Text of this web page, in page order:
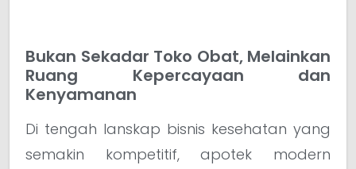
Bukan Sekadar Toko Obat, Melainkan
Ruang Kepercayaan dan
Kenyamanan
Di tengah lanskap bisnis kesehatan yang
semakin kompetitif, apotek modern